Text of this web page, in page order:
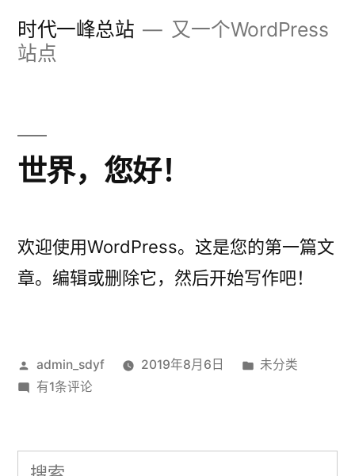
时代一峰总站
又一个WordPress
站点
世界，您好！
欢迎使用WordPress。这是您的第一篇文
章。编辑或删除它，然后开始写作吧！
发
布
admin_sdyf 2019年8月6日
发
未分类
世
好！
有1条评论
搜